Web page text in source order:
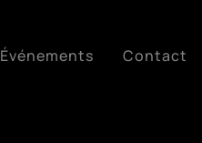
Événements Contact